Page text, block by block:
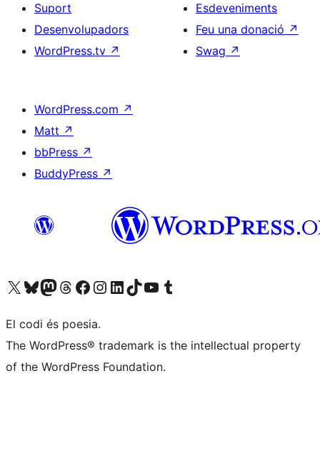
Suport
Desenvolupadors
WordPress.tv ↗
Esdeveniments
Feu una donació ↗
Swag ↗
WordPress.com ↗
Matt ↗
bbPress ↗
BuddyPress ↗
Visiteu el nostre compte X (abans Twitter)
Visiteu el nostre compte de Bluesky
Visiteu el nostre compte al Mastodon
Visiteu el nostre compte de Threads
Visiteu la nostra pàgina al Facebook
Visiteu el nostre compte d'Instagram
Visiteu el nostre compte de LinkedIn
Visiteu el nostre compte de TikTok
Visiteu el nostre canal al YouTube
Visiteu el nostre compte de Tumblr
El codi és poesia.
The WordPress® trademark is the intellectual property
of the WordPress Foundation.